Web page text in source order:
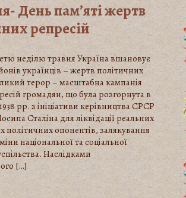
День пам’яті жертв
репресій
неділю травня Україна вшановує
українців – жертв політичних
терор – масштабна кампанія
громадян, що була розгорнута в
рр. з ініціативи керівництва СРСР
Сталіна для ліквідації реальних
політичних опонентів, залякування
національної та соціальної
Наслідками
[…]